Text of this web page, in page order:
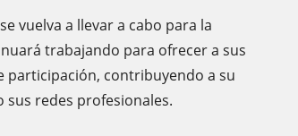
vuelva a llevar a cabo para la
trabajando para ofrecer a sus
participación, contribuyendo a su
redes profesionales.